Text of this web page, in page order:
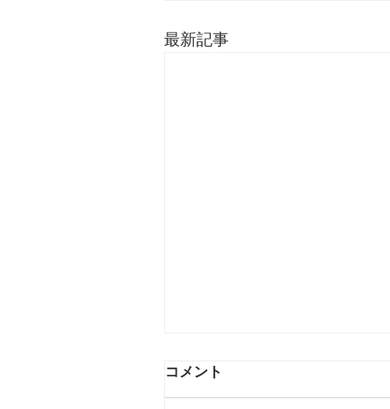
最新記事
コメント